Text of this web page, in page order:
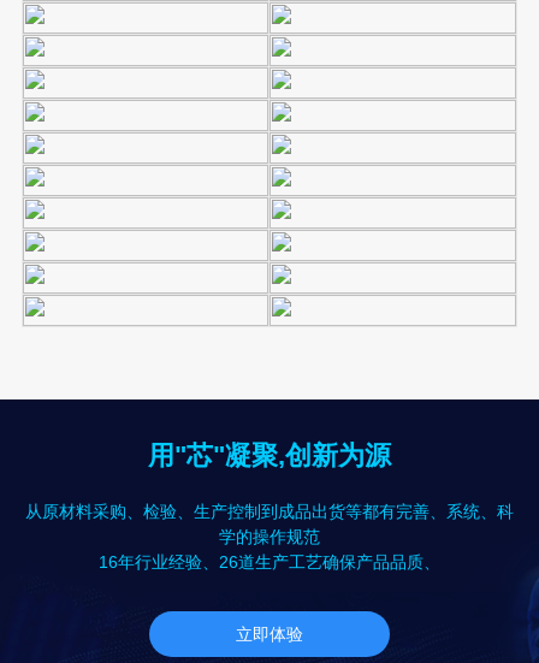
用"芯"凝聚,创新为源
从原材料采购、检验、生产控制到成品出货等都有完善、系统、科
学的操作规范
16年行业经验、26道生产工艺确保产品品质、
立即体验